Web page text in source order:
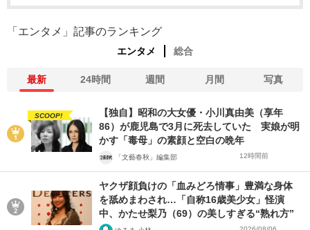
「エンタメ」記事のランキング
エンタメ 総合
最新 24時間 週間 月間 写真
SCOOP!
【独自】昭和の大女優・小川真由美（享年
86）が鹿児島で3月に死去していた 実娘が明
かす「毒母」の素顔と空白の晩年
「文藝春秋」編集部 12時間前
ヤクザ顔負けの「血みどろ情事」豊満な身体
を舐めまわされ…「自称16歳美少女」怪演
中、かたせ梨乃（69）の美しすぎる“熟れ方”